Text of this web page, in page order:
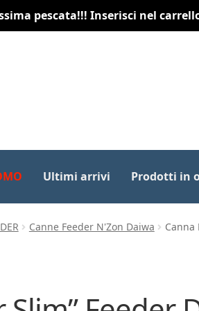
pescata!!! Inserisci nel
Ultimi arrivi Prodotti in
Canne Feeder N'Zon Daiwa Canna